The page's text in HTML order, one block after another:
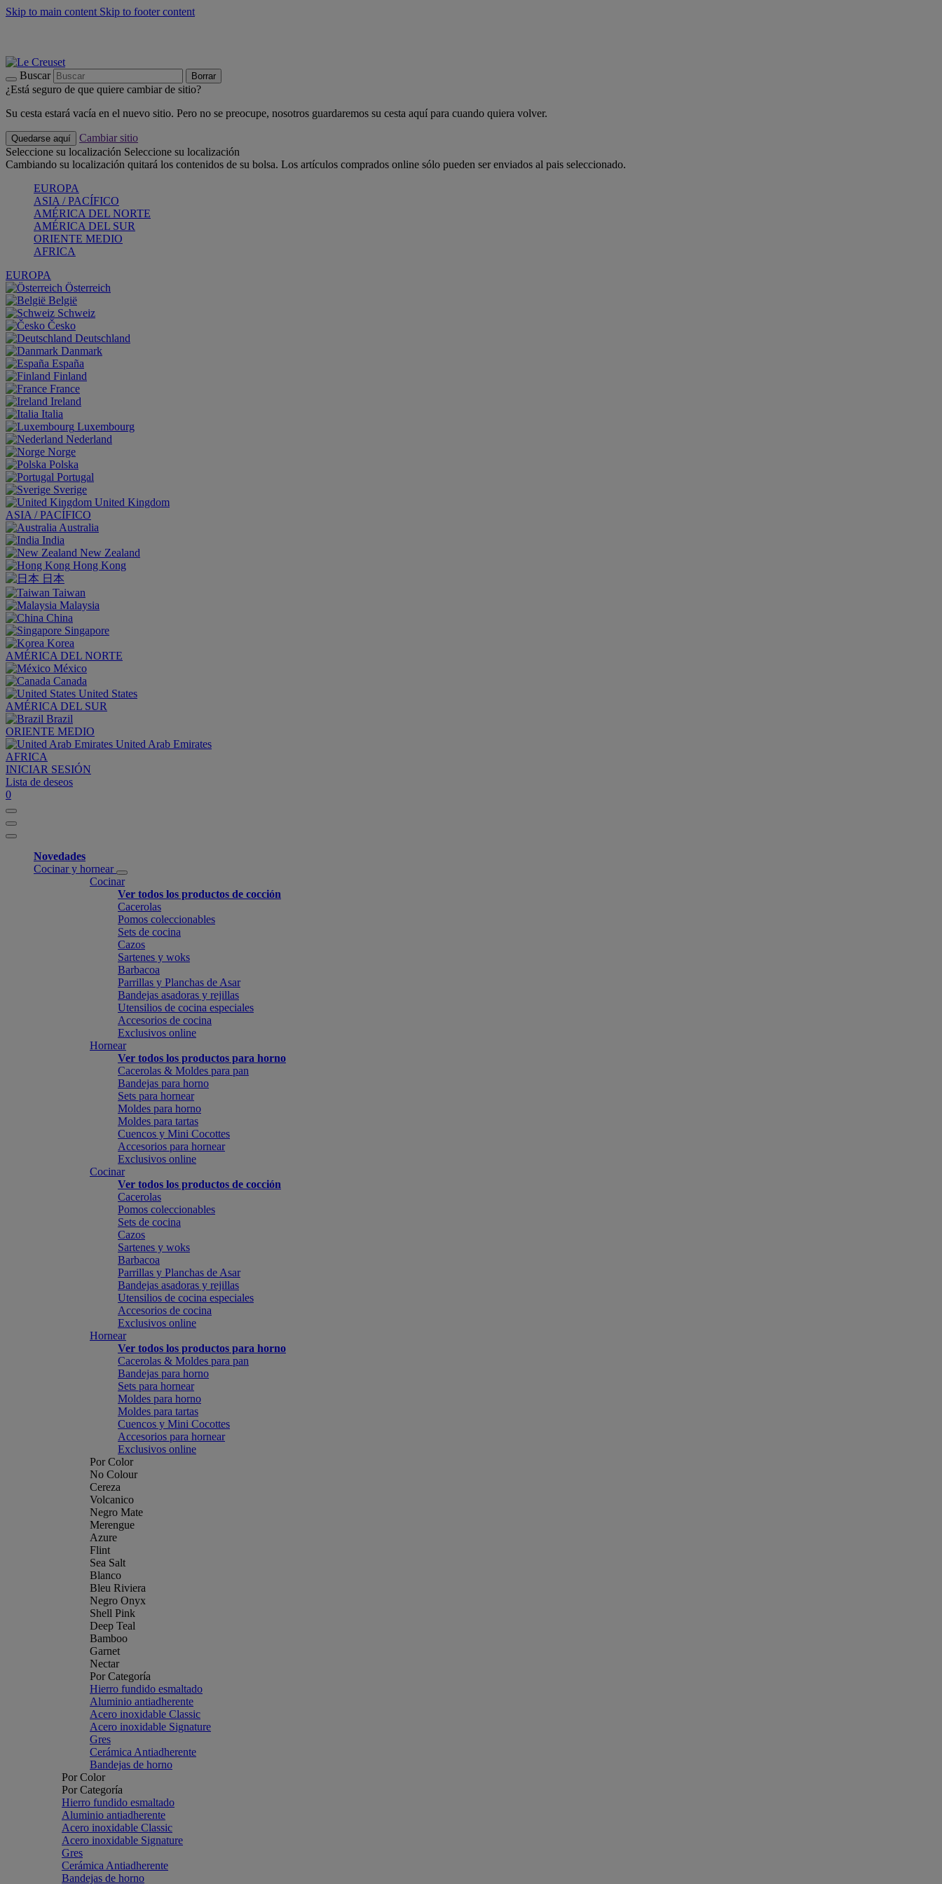
Skip to main content Skip to footer content
Buscar Borrar
¿Está seguro de que quiere cambiar de sitio?
Su cesta estará vacía en el nuevo sitio. Pero no se preocupe, nosotros guardaremos su cesta aquí para cuando quiera volver.
Quedarse aquí
Cambiar sitio
Seleccione su localización Seleccione su localización
Cambiando su localización quitará los contenidos de su bolsa. Los artículos comprados online sólo pueden ser enviados al pais seleccionado.
EUROPA
ASIA / PACÍFICO
AMÉRICA DEL NORTE
AMÉRICA DEL SUR
ORIENTE MEDIO
AFRICA
EUROPA
Österreich
België
Schweiz
Česko
Deutschland
Danmark
España
Finland
France
Ireland
Italia
Luxembourg
Nederland
Norge
Polska
Portugal
Sverige
United Kingdom
ASIA / PACÍFICO
Australia
India
New Zealand
Hong Kong
日本
Taiwan
Malaysia
China
Singapore
Korea
AMÉRICA DEL NORTE
México
Canada
United States
AMÉRICA DEL SUR
Brazil
ORIENTE MEDIO
United Arab Emirates
AFRICA
INICIAR SESIÓN
Lista de deseos
0
Novedades
Cocinar y hornear
Cocinar
Ver todos los productos de cocción
Cacerolas
Pomos coleccionables
Sets de cocina
Cazos
Sartenes y woks
Barbacoa
Parrillas y Planchas de Asar
Bandejas asadoras y rejillas
Utensilios de cocina especiales
Accesorios de cocina
Exclusivos online
Hornear
Ver todos los productos para horno
Cacerolas & Moldes para pan
Bandejas para horno
Sets para hornear
Moldes para horno
Moldes para tartas
Cuencos y Mini Cocottes
Accesorios para hornear
Exclusivos online
Cocinar
Ver todos los productos de cocción
Cacerolas
Pomos coleccionables
Sets de cocina
Cazos
Sartenes y woks
Barbacoa
Parrillas y Planchas de Asar
Bandejas asadoras y rejillas
Utensilios de cocina especiales
Accesorios de cocina
Exclusivos online
Hornear
Ver todos los productos para horno
Cacerolas & Moldes para pan
Bandejas para horno
Sets para hornear
Moldes para horno
Moldes para tartas
Cuencos y Mini Cocottes
Accesorios para hornear
Exclusivos online
Por Color
No Colour
Cereza
Volcanico
Negro Mate
Merengue
Azure
Flint
Sea Salt
Blanco
Bleu Riviera
Negro Onyx
Shell Pink
Deep Teal
Bamboo
Garnet
Nectar
Por Categoría
Hierro fundido esmaltado
Aluminio antiadherente
Acero inoxidable Classic
Acero inoxidable Signature
Gres
Cerámica Antiadherente
Bandejas de horno
Por Color
Por Categoría
Hierro fundido esmaltado
Aluminio antiadherente
Acero inoxidable Classic
Acero inoxidable Signature
Gres
Cerámica Antiadherente
Bandejas de horno